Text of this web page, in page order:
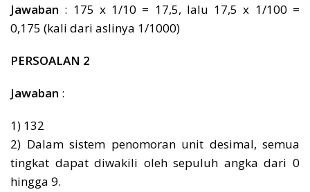
Jawaban : 175 x 1/10 = 17,5, lalu 17,5 x 1/100 =
0,175 (kali dari aslinya 1/1000)
PERSOALAN 2
Jawaban :
1) 132
2) Dalam sistem penomoran unit desimal, semua
tingkat dapat diwakili oleh sepuluh angka dari 0
hingga 9.